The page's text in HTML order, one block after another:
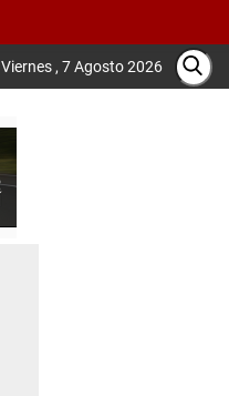
Viernes , 7 Agosto 2026